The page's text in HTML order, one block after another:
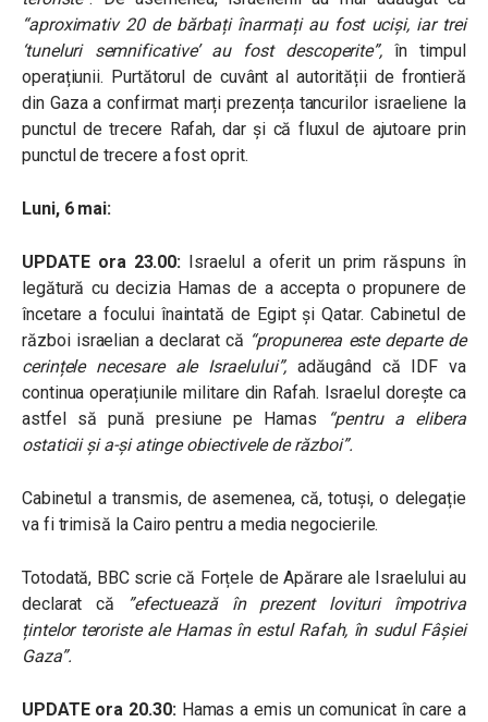
“aproximativ 20 de bărbați înarmați au fost uciși, iar trei
‘tuneluri semnificative’ au fost descoperite”, în timpul
operațiunii. Purtătorul de cuvânt al autorității de frontieră
din Gaza a confirmat marți prezența tancurilor israeliene la
punctul de trecere Rafah, dar și că fluxul de ajutoare prin
punctul de trecere a fost oprit.
Luni, 6 mai:
UPDATE ora 23.00: Israelul a oferit un prim răspuns în
legătură cu decizia Hamas de a accepta o propunere de
încetare a focului înaintată de Egipt și Qatar. Cabinetul de
război israelian a declarat că “propunerea este departe de
cerințele necesare ale Israelului”, adăugând că IDF va
continua operațiunile militare din Rafah. Israelul dorește ca
astfel să pună presiune pe Hamas “pentru a elibera
ostaticii și a-și atinge obiectivele de război”.
Cabinetul a transmis, de asemenea, că, totuși, o delegație
va fi trimisă la Cairo pentru a media negocierile.
Totodată, BBC scrie că Forțele de Apărare ale Israelului au
declarat că
”efectuează în prezent lovituri împotriva
țintelor teroriste ale Hamas în estul Rafah, în sudul Fâșiei
Gaza”.
UPDATE ora 20.30: Hamas a emis un comunicat în care a